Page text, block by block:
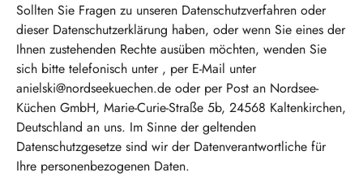
Sollten Sie Fragen zu unseren Datenschutzverfahren oder
dieser Datenschutzerklärung haben, oder wenn Sie eines der
Ihnen zustehenden Rechte ausüben möchten, wenden Sie
sich bitte telefonisch unter , per E-Mail unter
anielski@nordseekuechen.de oder per Post an Nordsee-
Küchen GmbH, Marie-Curie-Straße 5b, 24568 Kaltenkirchen,
Deutschland an uns. Im Sinne der geltenden
Datenschutzgesetze sind wir der Datenverantwortliche für
Ihre personenbezogenen Daten.